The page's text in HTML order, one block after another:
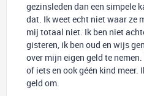
gezinsleden dan een simpele
dat. Ik weet echt niet waar ze
mij totaal niet. Ik ben niet
gisteren, ik ben oud en wijs
over mijn eigen geld te
of iets en ook géén kind
geld om.